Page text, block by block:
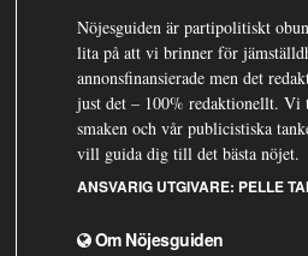
Nöjesguiden är partipolitiskt
lita på att vi brinner för
annonsfinansierade men det
just det – 100% redaktionellt. Vi
smaken och vår publicistiska
vill guida dig till det bästa nöjet.
ANSVARIG UTGIVARE: PELLE
Om Nöjesguiden